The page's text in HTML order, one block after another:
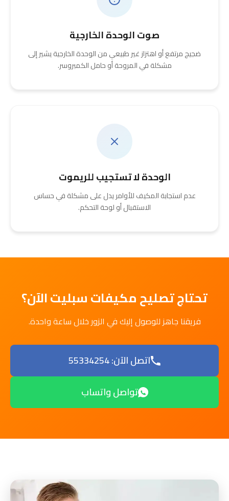
صوت الوحدة الخارجية
ضجيج مرتفع أو اهتزاز غير طبيعي من الوحدة الخارجية يشير إلى
مشكلة في المروحة أو حامل الكمبروسر.
الوحدة لا تستجيب للريموت
عدم استجابة المكيف للأوامر يدل على مشكلة في حساس
الاستقبال أو لوحة التحكم.
تحتاج تصليح مكيفات سبليت الآن؟
فريقنا جاهز للوصول إليك في الزور خلال ساعة واحدة.
اتصل الآن: 55334254
تواصل واتساب